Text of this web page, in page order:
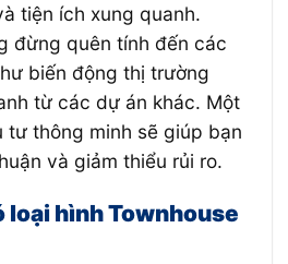
tiện ích xung quanh.
đừng quên tính đến các
biến động thị trường
từ các dự án khác. Một
tư thông minh sẽ giúp bạn
và giảm thiểu rủi ro.
loại hình Townhouse